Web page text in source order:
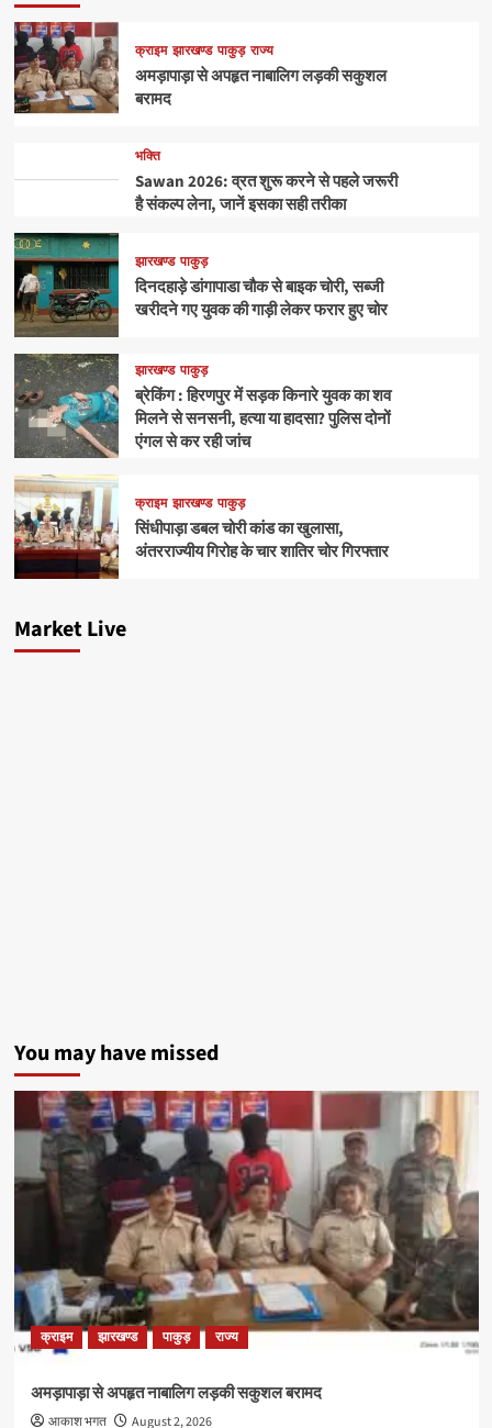
क्राइम झारखण्ड पाकुड़ राज्य
अमड़ापाड़ा से अपहृत नाबालिग लड़की सकुशल
बरामद
भक्ति
Sawan 2026: व्रत शुरू करने से पहले जरूरी
है संकल्प लेना, जानें इसका सही तरीका
झारखण्ड पाकुड़
दिनदहाड़े डांगापाडा चौक से बाइक चोरी, सब्जी
खरीदने गए युवक की गाड़ी लेकर फरार हुए चोर
झारखण्ड पाकुड़
ब्रेकिंग : हिरणपुर में सड़क किनारे युवक का शव
मिलने से सनसनी, हत्या या हादसा? पुलिस दोनों
एंगल से कर रही जांच
क्राइम झारखण्ड पाकुड़
सिंधीपाड़ा डबल चोरी कांड का खुलासा,
अंतरराज्यीय गिरोह के चार शातिर चोर गिरफ्तार
Market Live
You may have missed
क्राइम झारखण्ड पाकुड़ राज्य
अमड़ापाड़ा से अपहृत नाबालिग लड़की सकुशल बरामद
आकाश भगत August 2, 2026